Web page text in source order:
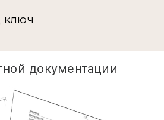
ключ
документации